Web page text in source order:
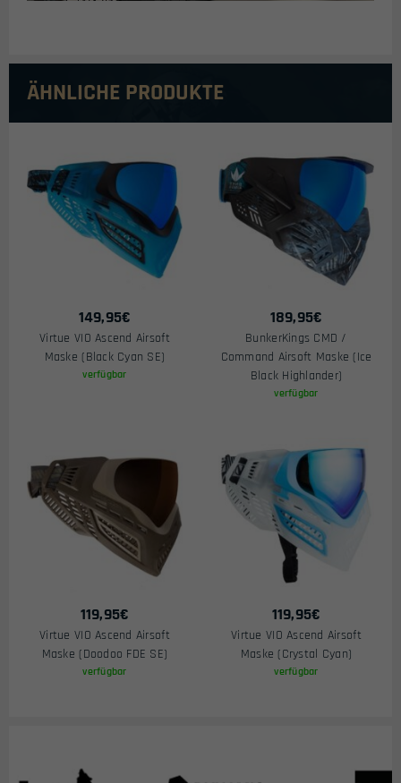
ÄHNLICHE PRODUKTE
149,95€
Virtue VIO Ascend Airsoft
Maske (Black Cyan SE)
verfügbar
189,95€
BunkerKings CMD /
Command Airsoft Maske (Ice
Black Highlander)
verfügbar
119,95€
Virtue VIO Ascend Airsoft
Maske (Doodoo FDE SE)
verfügbar
119,95€
Virtue VIO Ascend Airsoft
Maske (Crystal Cyan)
verfügbar